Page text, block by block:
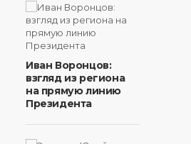
Иван Воронцов:
взгляд из региона
на прямую линию
Президента